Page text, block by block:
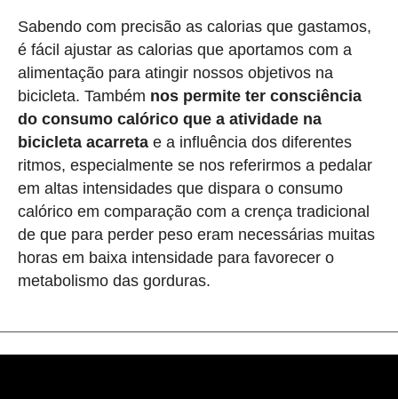
Sabendo com precisão as calorias que gastamos,
é fácil ajustar as calorias que aportamos com a
alimentação para atingir nossos objetivos na
bicicleta. Também nos permite ter consciência
do consumo calórico que a atividade na
bicicleta acarretae a influência dos diferentes
ritmos, especialmente se nos referirmos a pedalar
em altas intensidades que dispara o consumo
calórico em comparação com a crença tradicional
de que para perder peso eram necessárias muitas
horas em baixa intensidade para favorecer o
metabolismo das gorduras.